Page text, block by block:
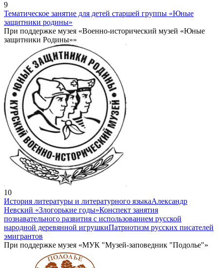
9
Тематическое занятие для детей старшей группы «Юные
защитники родины»
При поддержке музея «Военно-исторический музей «Юные
защитники Родины»»
10
История литературы и литературного языкаАлександр
Невский «Злогорькие годы»Конспект занятия
познавательного развития с использованием русской
народной деревянной игрушкиПатриотизм русских писателей
эмигрантов
При поддержке музея «МУК "Музей-заповедник "Подолье"»